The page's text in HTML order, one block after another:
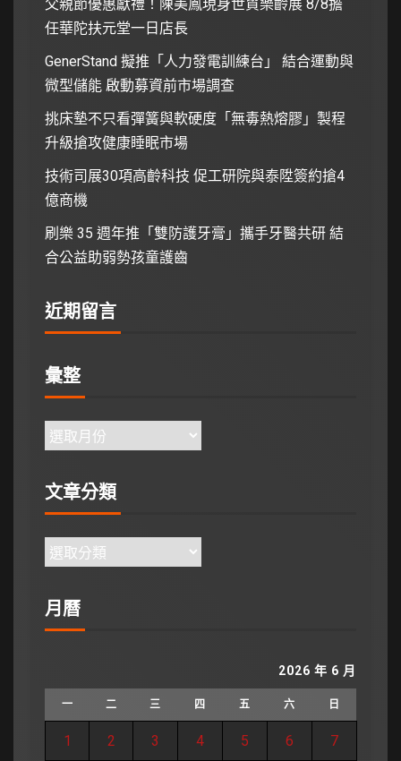
父親節優惠獻禮！陳美鳳現身世貿樂齡展 8/8擔
任華陀扶元堂一日店長
GenerStand 擬推「人力發電訓練台」 結合運動與
微型儲能 啟動募資前市場調查
挑床墊不只看彈簧與軟硬度「無毒熱熔膠」製程
升級搶攻健康睡眠市場
技術司展30項高齡科技 促工研院與泰陞簽約搶4
億商機
刷樂 35 週年推「雙防護牙膏」攜手牙醫共研 結
合公益助弱勢孩童護齒
近期留言
彙整
文章分類
月曆
2026 年 6 月
一 二 三 四 五 六 日
1 2 3 4 5 6 7